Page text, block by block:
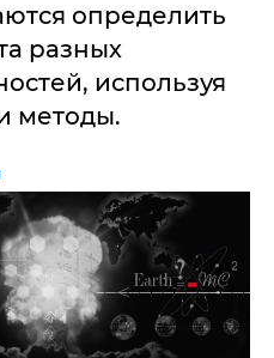
определить
разных
используя
методы.